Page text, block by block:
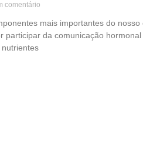
comentário
mais importantes do nosso
participar da comunicação